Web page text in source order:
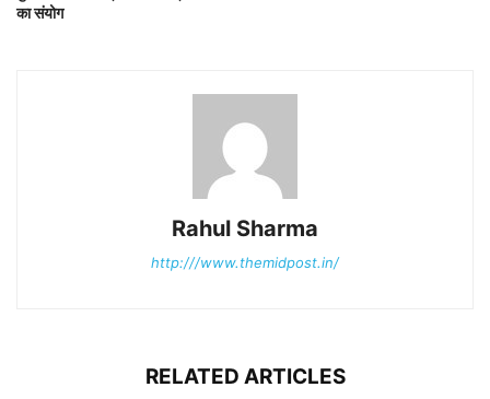
का संयोग
Rahul Sharma
http:///www.themidpost.in/
RELATED ARTICLES